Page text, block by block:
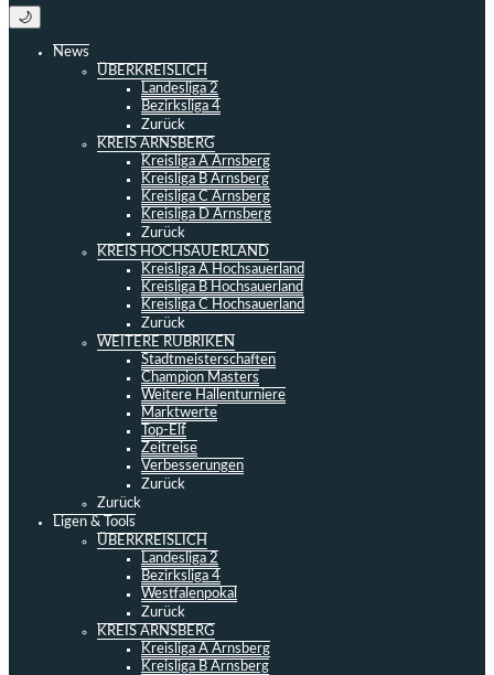
🌙
News
ÜBERKREISLICH
Landesliga 2
Bezirksliga 4
Zurück
KREIS ARNSBERG
Kreisliga A Arnsberg
Kreisliga B Arnsberg
Kreisliga C Arnsberg
Kreisliga D Arnsberg
Zurück
KREIS HOCHSAUERLAND
Kreisliga A Hochsauerland
Kreisliga B Hochsauerland
Kreisliga C Hochsauerland
Zurück
WEITERE RUBRIKEN
Stadtmeisterschaften
Champion Masters
Weitere Hallenturniere
Marktwerte
Top-Elf
Zeitreise
Verbesserungen
Zurück
Zurück
Ligen & Tools
ÜBERKREISLICH
Landesliga 2
Bezirksliga 4
Westfalenpokal
Zurück
KREIS ARNSBERG
Kreisliga A Arnsberg
Kreisliga B Arnsberg